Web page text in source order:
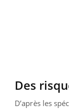
Des
D’après les